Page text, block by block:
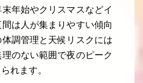
年始やクリスマスなどイ
は人が集まりやすい傾向
調管理と天候リスクには
のない範囲で夜のピーク
れます。